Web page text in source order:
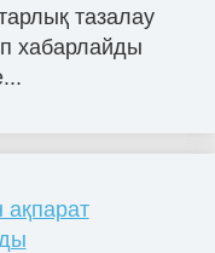
тазалау
хабарлайды